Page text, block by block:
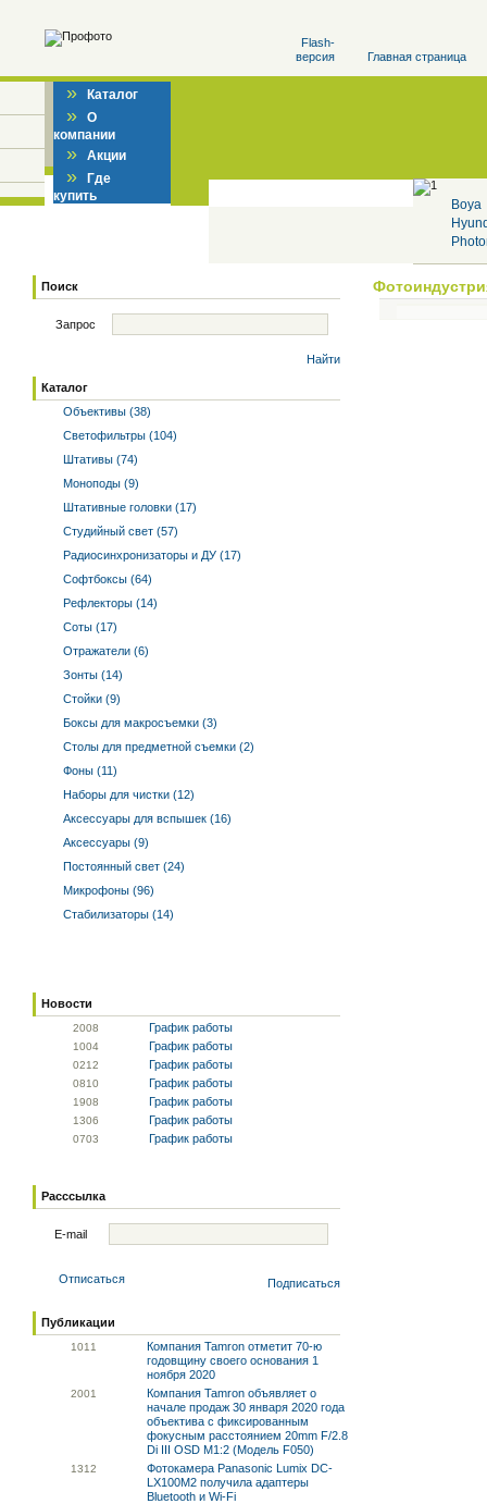
Flash-
версия
Главная страница
» Каталог
» О
компании
» Акции
» Где
купить
Boya
Поиск
Запрос
Найти
Каталог
Объективы (38)
Светофильтры (104)
Штативы (74)
Моноподы (9)
Штативные головки (17)
Студийный свет (57)
Радиосинхронизаторы и ДУ (17)
Софтбоксы (64)
Рефлекторы (14)
Соты (17)
Отражатели (6)
Зонты (14)
Стойки (9)
Боксы для макросъемки (3)
Столы для предметной съемки (2)
Фоны (11)
Наборы для чистки (12)
Аксессуары для вспышек (16)
Аксессуары (9)
Постоянный свет (24)
Микрофоны (96)
Стабилизаторы (14)
Новости
2008 График работы
1004 График работы
0212 График работы
0810 График работы
1908 График работы
1306 График работы
0703 График работы
Расссылка
E-mail
Отписаться Подписаться
Публикации
1011
Компания Tamron отметит 70-ю
годовщину своего основания 1
ноября 2020
2001
Компания Tamron объявляет о
начале продаж 30 января 2020 года
объектива с фиксированным
фокусным расстоянием 20mm F/2.8
Di III OSD M1:2 (Модель F050)
1312
Фотокамера Panasonic Lumix DC-
LX100M2 получила адаптеры
Bluetooth и Wi-Fi